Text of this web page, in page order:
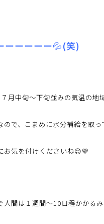
ーーーーー💦(笑)
月中旬～下旬並みの気温の地
ので、こまめに水分補給を取っ
お気を付けくださいね😌💛
人間は １週間～10日程かかるみ